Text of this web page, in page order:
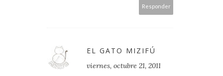
Responder
EL GATO MIZIFÚ
viernes, octubre 21, 2011